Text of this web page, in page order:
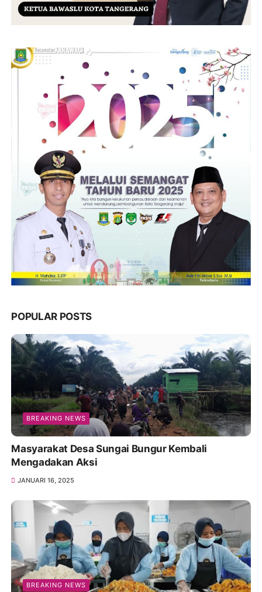
POPULAR POSTS
BREAKING NEWS
Masyarakat Desa Sungai Bungur Kembali
Mengadakan Aksi
JANUARI 16, 2025
BREAKING NEWS